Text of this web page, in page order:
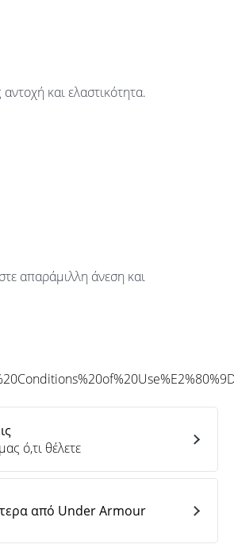
και ελαστικότητα.
απαράμιλλη άνεση και
ό,τι θέλετε
από Under Armour